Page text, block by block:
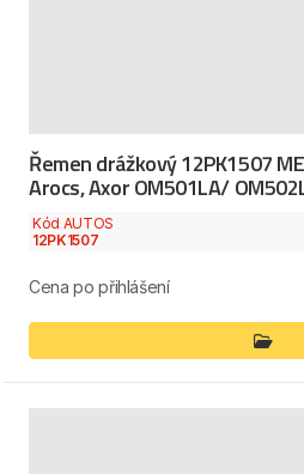
Řemen drážkový 12PK1507
Arocs, Axor OM501LA/
Kód AUTOS
12PK1507
Cena po přihlášení